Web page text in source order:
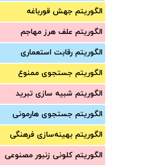
الگوریتم جهش قورباغه
الگوریتم علف هرز مهاجم
الگوریتم رقابت استعماری
الگوریتم جستجوی ممنوع
الگوریتم شبیه سازی تبرید
الگوریتم جستجوی هارمونی
الگوریتم بهینه‌سازی فرهنگی
الگوریتم کلونی زنبور مصنوعی